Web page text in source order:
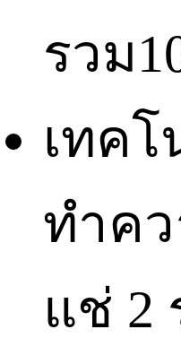
รวม
เทค
ทำค
แช่ 2